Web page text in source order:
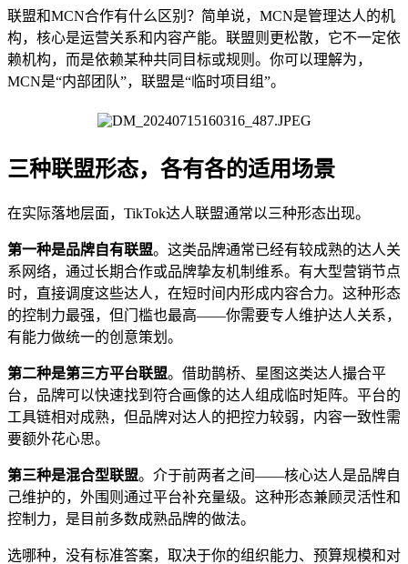
联盟和MCN合作有什么区别？简单说，MCN是管理达人的机
构，核心是运营关系和内容产能。联盟则更松散，它不一定依
赖机构，而是依赖某种共同目标或规则。你可以理解为，
MCN是“内部团队”，联盟是“临时项目组”。
三种联盟形态，各有各的适用场景
在实际落地层面，TikTok达人联盟通常以三种形态出现。
第一种是品牌自有联盟。这类品牌通常已经有较成熟的达人关
系网络，通过长期合作或品牌挚友机制维系。有大型营销节点
时，直接调度这些达人，在短时间内形成内容合力。这种形态
的控制力最强，但门槛也最高——你需要专人维护达人关系，
有能力做统一的创意策划。
第二种是第三方平台联盟。借助鹊桥、星图这类达人撮合平
台，品牌可以快速找到符合画像的达人组成临时矩阵。平台的
工具链相对成熟，但品牌对达人的把控力较弱，内容一致性需
要额外花心思。
第三种是混合型联盟。介于前两者之间——核心达人是品牌自
己维护的，外围则通过平台补充量级。这种形态兼顾灵活性和
控制力，是目前多数成熟品牌的做法。
选哪种，没有标准答案，取决于你的组织能力、预算规模和对